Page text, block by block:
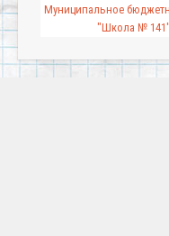
Муниципальное
"Школа № 141"